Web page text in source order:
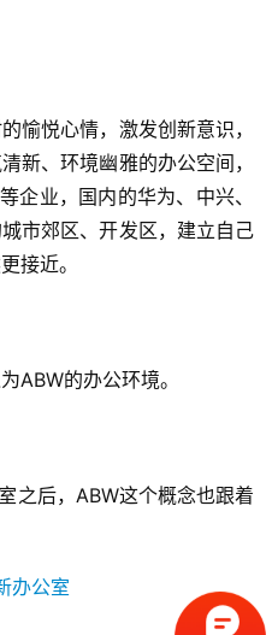
愉悦心情，激发创新意识，
新、环境幽雅的办公空间，
企业，国内的华为、中兴、
市郊区、开发区，建立自己
接近。
ABW的办公环境。
之后，ABW这个概念也跟着